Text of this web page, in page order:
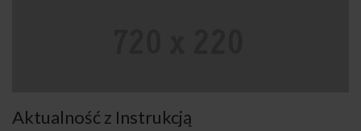
Aktualność z Instrukcją